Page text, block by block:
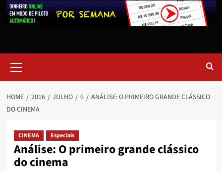
HOME 2016 JULHO 6
ANÁLISE: O PRIMEIRO GRANDE CLÁSSICO
DO CINEMA
CINEMA Especiais
Análise: O primeiro grande clássico
do cinema